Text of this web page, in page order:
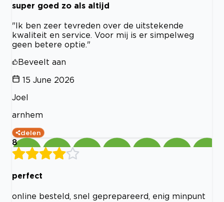
super goed zo als altijd
"Ik ben zeer tevreden over de uitstekende
kwaliteit en service. Voor mij is er simpelweg
geen betere optie."
Beveelt aan
15 June 2026
Joel
arnhem
delen
8
perfect
online besteld, snel geprepareerd, enig minpunt